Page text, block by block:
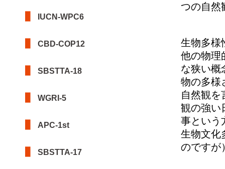
IUCN-WPC6
CBD-COP12
SBSTTA-18
WGRI-5
APC-1st
SBSTTA-17
つの自然
生物多様
他の物理
な狭い概
物の多様
自然観を
観の強い
事という
生物文化
のですが